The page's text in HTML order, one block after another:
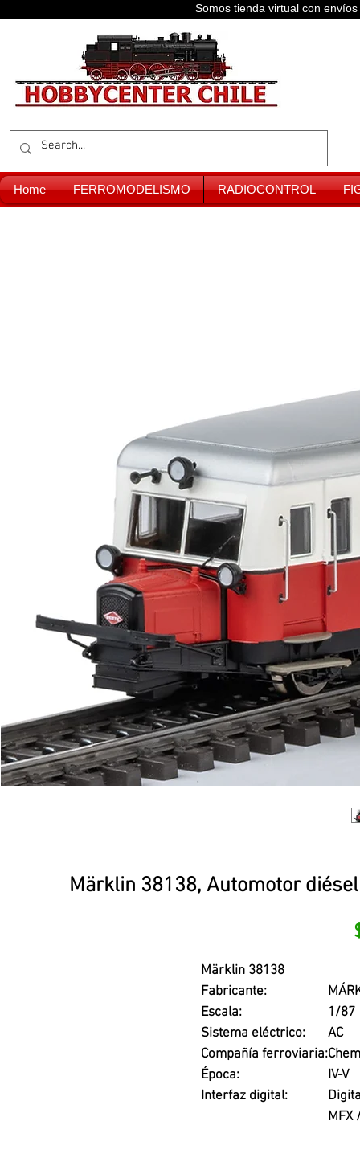
Somos tienda virtual con
Home FERROMODELISMO RADIOCONTROL
Märklin 38138, Automotor diésel
Märklin 38138
Fabricante:
Escala:
1/87
Sistema eléctrico:
AC
Compañía ferroviaria:
Época:
IV-V
Interfaz digital:
MFX